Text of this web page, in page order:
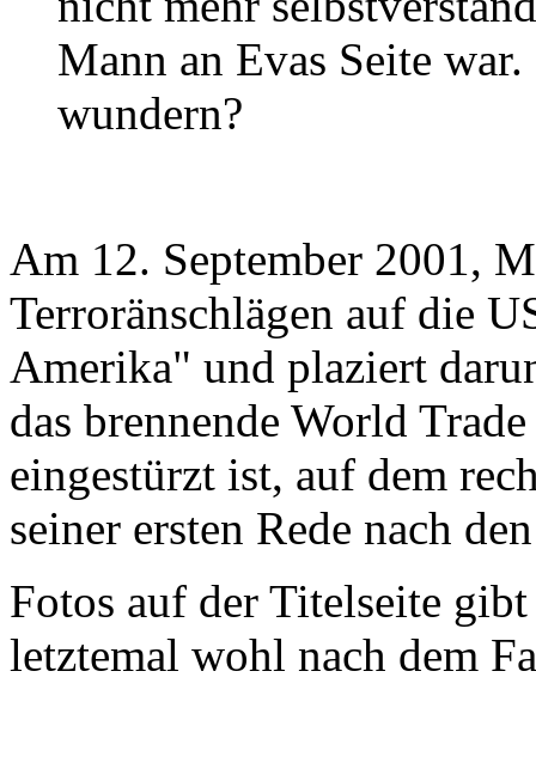
Mann an Evas Seite
wundern?
Am 12. September 2001,
Terroränschlägen auf die
Amerika" und plaziert
das brennende World
eingestürzt ist, auf dem
seiner ersten Rede nach
Fotos auf der Titelseite
letztemal wohl nach dem